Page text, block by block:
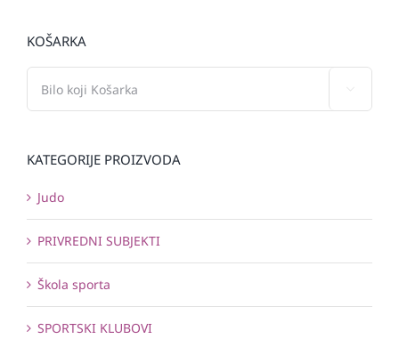
KOŠARKA
KATEGORIJE PROIZVODA
Judo
PRIVREDNI SUBJEKTI
Škola sporta
SPORTSKI KLUBOVI